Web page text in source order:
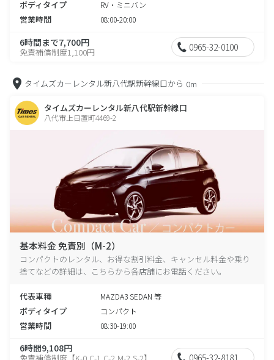
ボディタイプ RV・ミニバン
営業時間 08:00-20:00
6時間まで7,700円
免責補償制度1,100円 0965-32-0100
タイムズカーレンタル新八代駅新幹線口から 0m
タイムズカーレンタル新八代駅新幹線口
八代市上日置町4469-2
基本料金 免責別（M-2）
コンパクトのレンタル、お得な割引料金、キャンセル料金や乗り
捨てなどの詳細は、こちらから各店舗にお電話ください。
代表車種 MAZDA3 SEDAN 等
ボディタイプ コンパクト
営業時間 08:30-19:00
6時間9,108円
0965-32-8181